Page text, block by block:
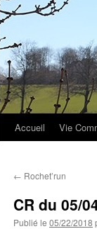
Aller
contenu
Accueil Vie
← Rochet’run
CR du 05/
Publié le 05/22/2018